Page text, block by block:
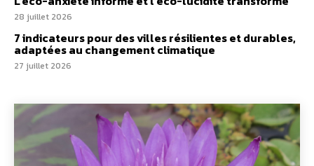
28 juillet 2026
7 indicateurs pour des villes résilientes et durables,
adaptées au changement climatique
27 juillet 2026